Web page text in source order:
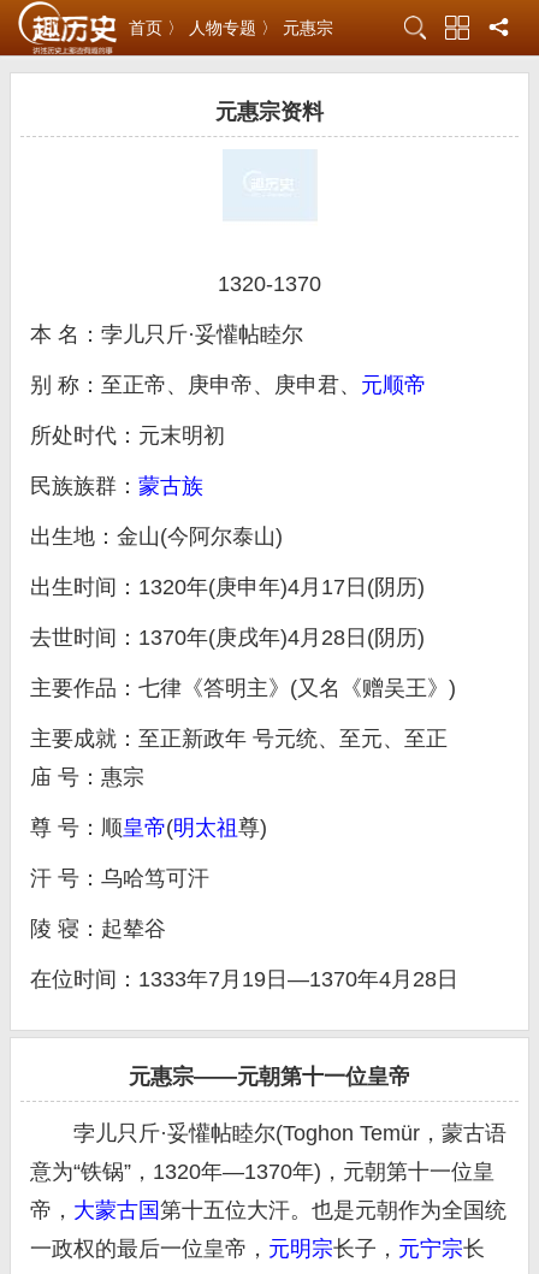
首页 〉 人物专题 〉 元惠宗
元惠宗资料
1320-1370
本 名：孛儿只斤·妥懽帖睦尔
别 称：至正帝、庚申帝、庚申君、 元顺帝
所处时代：元末明初
民族族群： 蒙古族
出生地：金山(今阿尔泰山)
出生时间：1320年(庚申年)4月17日(阴历)
去世时间：1370年(庚戌年)4月28日(阴历)
主要作品：七律《答明主》(又名《赠吴王》)
主要成就：至正新政年 号元统、至元、至正
庙 号：惠宗
尊 号：顺皇帝(明太祖 尊)
汗 号：乌哈笃可汗
陵 寝：起辇谷
在位时间：1333年7月19日—1370年4月28日
元惠宗——元朝第十一位皇帝
孛儿只斤·妥懽帖睦尔(Toghon Temür，蒙古语
意为“铁锅”，1320年—1370年)，元朝第十一位皇
帝， 大蒙古国第十五位大汗。也是元朝作为全国统
一政权的最后一位皇帝， 元明宗长子， 元宁宗长